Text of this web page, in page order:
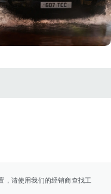
，请使用我们的经销商查找工